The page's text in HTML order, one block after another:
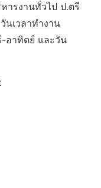
ารงานทั่วไป ป.ตรี
นเวลาทำงาน
-อาทิตย์ และวัน